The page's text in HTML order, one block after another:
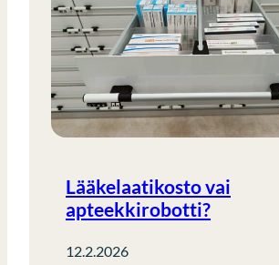
Lääkelaatikosto vai
apteekkirobotti?
12.2.2026